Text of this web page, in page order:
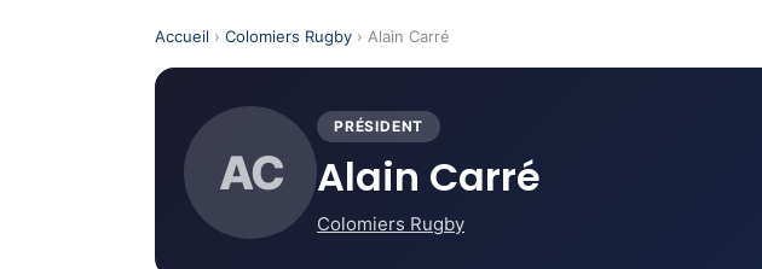
Accueil › Colomiers Rugby › Alain Carré
AC
PRÉSIDENT
Alain Carré
Colomiers Rugby